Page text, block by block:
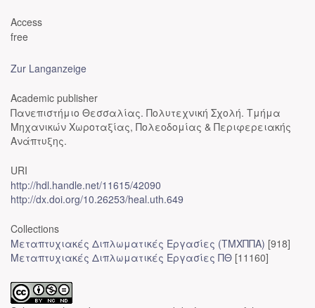
Access
free
Zur Langanzeige
Academic publisher
Πανεπιστήμιο Θεσσαλίας. Πολυτεχνική Σχολή. Τμήμα
Μηχανικών Χωροταξίας, Πολεοδομίας & Περιφερειακής
Ανάπτυξης.
URI
http://hdl.handle.net/11615/42090
http://dx.doi.org/10.26253/heal.uth.649
Collections
Μεταπτυχιακές Διπλωματικές Εργασίες (ΤΜΧΠΠΑ) [918]
Μεταπτυχιακές Διπλωματικές Εργασίες ΠΘ [11160]